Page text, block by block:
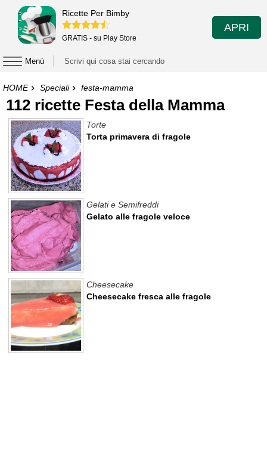
Ricette Per Bimby
GRATIS - su Play Store
APRI
Menù
HOME Speciali festa-mamma
112 ricette Festa della Mamma
Torta primavera di fragole
Torte
Gelato alle fragole veloce
Gelati e Semifreddi
Cheesecake fresca alle fragole
Cheesecake